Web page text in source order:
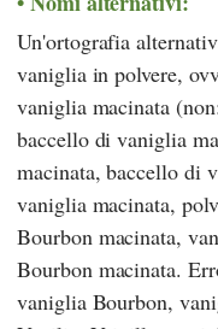
Un'ortografia
vaniglia in polvere,
vaniglia macinata
baccello di vaniglia
macinata, baccello di
vaniglia macinata,
Bourbon macinata,
Bourbon macinata.
vaniglia Bourbon,